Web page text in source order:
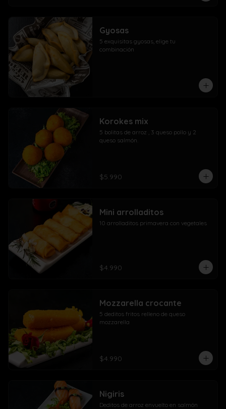
Gyosas
5 exquisitas gyosas, elige tu
combinación
Korokes mix
5 bolitas de arroz , 3 queso pollo y 2
queso salmón.
$5.990
Mini arrolladitos
10 arrolladitos primavera con vegetales
$4.990
Mozzarella crocante
5 deditos fritos relleno de queso
mozzarella
$4.990
Nigiris
Deditos de arroz envuelto en salmón